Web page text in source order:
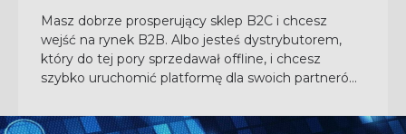
Masz dobrze prosperujący sklep B2C i chcesz
wejść na rynek B2B. Albo jesteś dystrybutorem,
który do tej pory sprzedawał offline, i chcesz
szybko uruchomić platformę dla swoich partnerów.
działa...
CZYTAJ CAŁOŚĆ